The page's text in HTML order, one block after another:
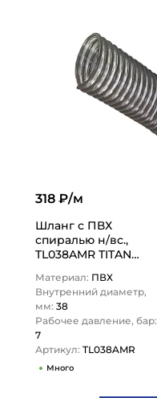
318 ₽/м
Шланг с ПВХ
спиралью н/вс.,
TL038AMR TITAN
Материал: ПВХ
Внутренний диаметр,
мм: 38
Рабочее давление, бар:
7
Артикул: TL038AMR
Много